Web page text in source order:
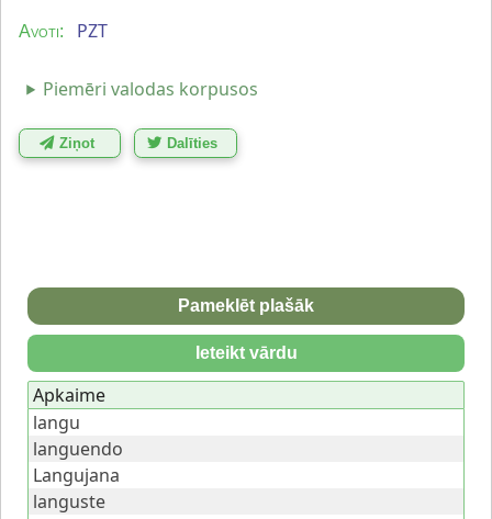
Avoti: PZT
Piemēri valodas korpusos
Ziņot Dalīties
Pameklēt plašāk
Ieteikt vārdu
Apkaime
langu
languendo
Langujana
languste